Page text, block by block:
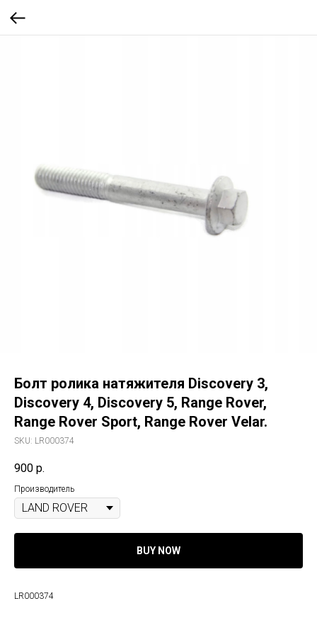
Болт ролика натяжителя Discovery 3,
Discovery 4, Discovery 5, Range Rover,
Range Rover Sport, Range Rover Velar.
SKU: LR000374
900 р.
Производитель
BUY NOW
LR000374